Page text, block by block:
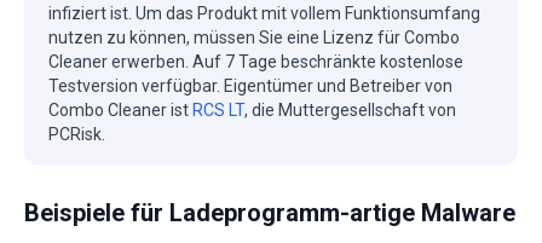
infiziert ist. Um das Produkt mit vollem Funktionsumfang
nutzen zu können, müssen Sie eine Lizenz für Combo
Cleaner erwerben. Auf 7 Tage beschränkte kostenlose
Testversion verfügbar. Eigentümer und Betreiber von
Combo Cleaner ist RCS LT, die Muttergesellschaft von
PCRisk.
Beispiele für Ladeprogramm-artige Malware